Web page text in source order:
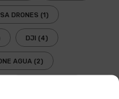
DRONES (1)
DJI (4)
AGUA (2)